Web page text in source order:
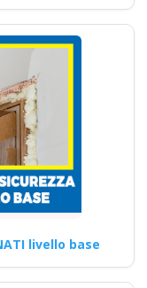
livello base